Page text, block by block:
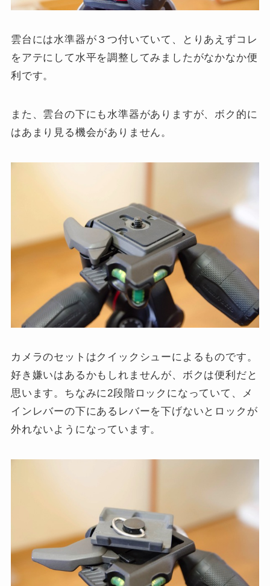
雲台には水準器が３つ付いていて、とりあえずコレ
をアテにして水平を調整してみましたがなかなか便
利です。
また、雲台の下にも水準器がありますが、ボク的に
はあまり見る機会がありません。
カメラのセットはクイックシューによるものです。
好き嫌いはあるかもしれませんが、ボクは便利だと
思います。ちなみに2段階ロックになっていて、メ
インレバーの下にあるレバーを下げないとロックが
外れないようになっています。